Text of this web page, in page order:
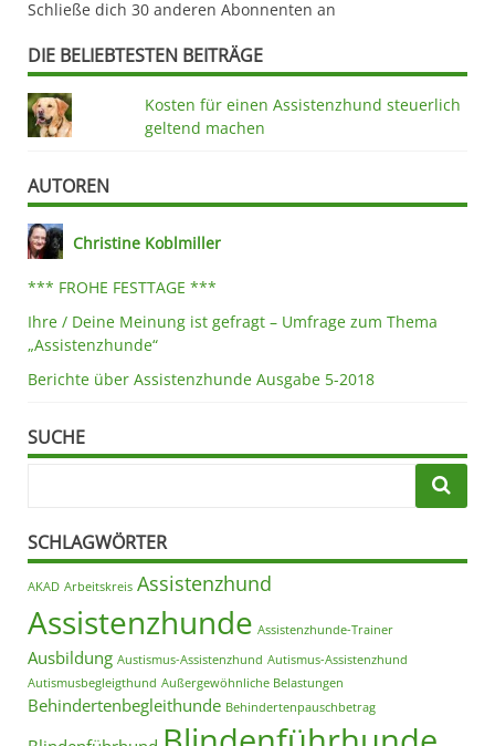
Schließe dich 30 anderen Abonnenten an
DIE BELIEBTESTEN BEITRÄGE
Kosten für einen Assistenzhund steuerlich
geltend machen
AUTOREN
Christine Koblmiller
*** FROHE FESTTAGE ***
Ihre / Deine Meinung ist gefragt – Umfrage zum Thema
„Assistenzhunde“
Berichte über Assistenzhunde Ausgabe 5-2018
SUCHE
SCHLAGWÖRTER
AKAD Arbeitskreis Assistenzhund
Assistenzhunde Assistenzhunde-Trainer
Ausbildung Austismus-Assistenzhund Autismus-Assistenzhund
Autismusbegleigthund Außergewöhnliche Belastungen
Behindertenbegleithunde Behindertenpauschbetrag